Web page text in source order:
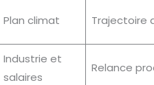
Plan climat Trajectoire
Industrie et
salaires
Relance